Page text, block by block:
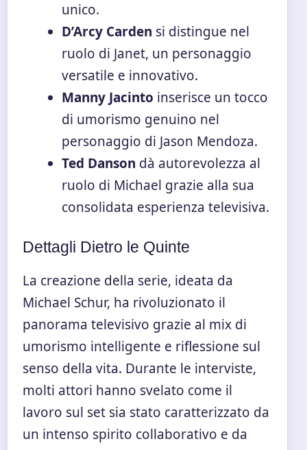
unico.
D’Arcy Carden si distingue nel
ruolo di Janet, un personaggio
versatile e innovativo.
Manny Jacinto inserisce un tocco
di umorismo genuino nel
personaggio di Jason Mendoza.
Ted Danson dà autorevolezza al
ruolo di Michael grazie alla sua
consolidata esperienza televisiva.
Dettagli Dietro le Quinte
La creazione della serie, ideata da
Michael Schur, ha rivoluzionato il
panorama televisivo grazie al mix di
umorismo intelligente e riflessione sul
senso della vita. Durante le interviste,
molti attori hanno svelato come il
lavoro sul set sia stato caratterizzato da
un intenso spirito collaborativo e da